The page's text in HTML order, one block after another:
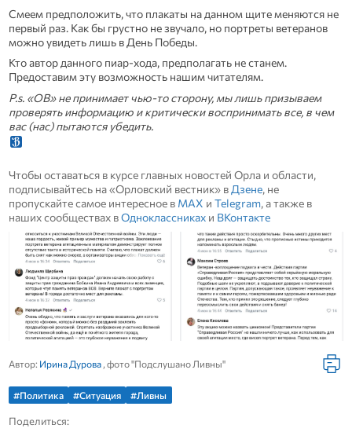
Смеем предположить, что плакаты на данном щите меняются не
первый раз. Как бы грустно не звучало, но портреты ветеранов
можно увидеть лишь в День Победы.
Кто автор данного пиар-хода, предполагать не станем.
Предоставим эту возможность нашим читателям.
P.s. «ОВ» не принимает чью-то сторону, мы лишь призываем
проверять информацию и критически воспринимать все, в чем
вас (нас) пытаются убедить.
Чтобы оставаться в курсе главных новостей Орла и области,
подписывайтесь на «Орловский вестник» вДзене, не
пропускайте самое интересное в MAX и Telegram, а также в
наших сообществах вОдноклассникахи ВКонтакте
Автор: Ирина Дурова, фото "Подслушано Ливны"
#Политика #Ситуация #Ливны
Поделиться: